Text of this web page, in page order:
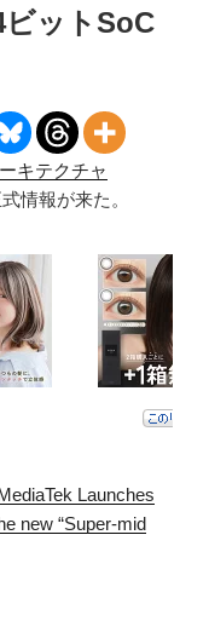
ビットSoC
キテクチャ
情報が来た。
Launches
new “Super-mid